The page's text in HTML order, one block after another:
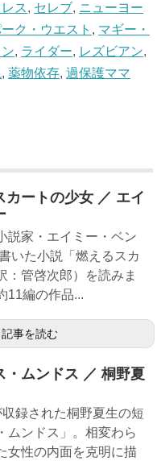
ス, セレブ, ニューヨー
ク・ウエスト , マギー・
, ライダー, レズビアン,
, 薬物依存, 過保護ママ
カートの少女 ／ エイ
説家・エイミー・ベン
いた小説「燃えるスカ
：管啓次郎）を読みま
11編の作品...
記事を読む
・ムンドス ／ 桐野夏
録された桐野夏生の短
ムンドス」。相変わら
女性の内面を克明に描